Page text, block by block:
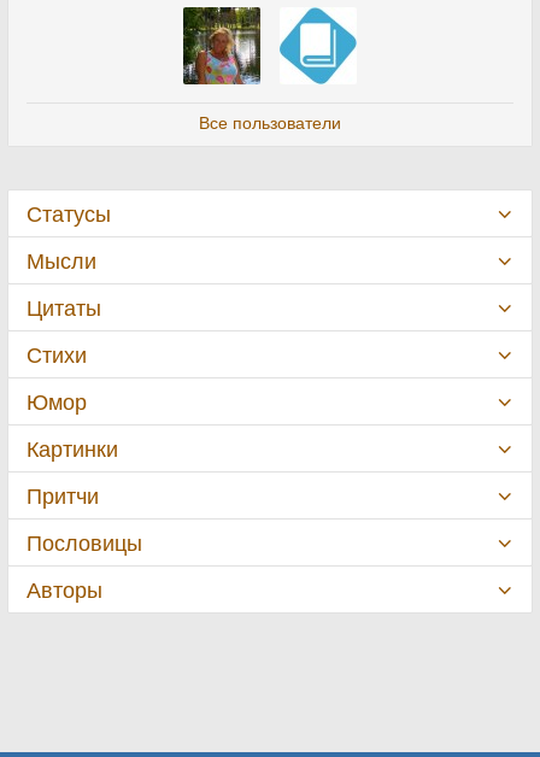
Все пользователи
Статусы
Мысли
Цитаты
Стихи
Юмор
Картинки
Притчи
Пословицы
Авторы